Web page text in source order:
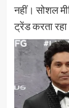
नहीं। सोशल
ट्रेंड करता